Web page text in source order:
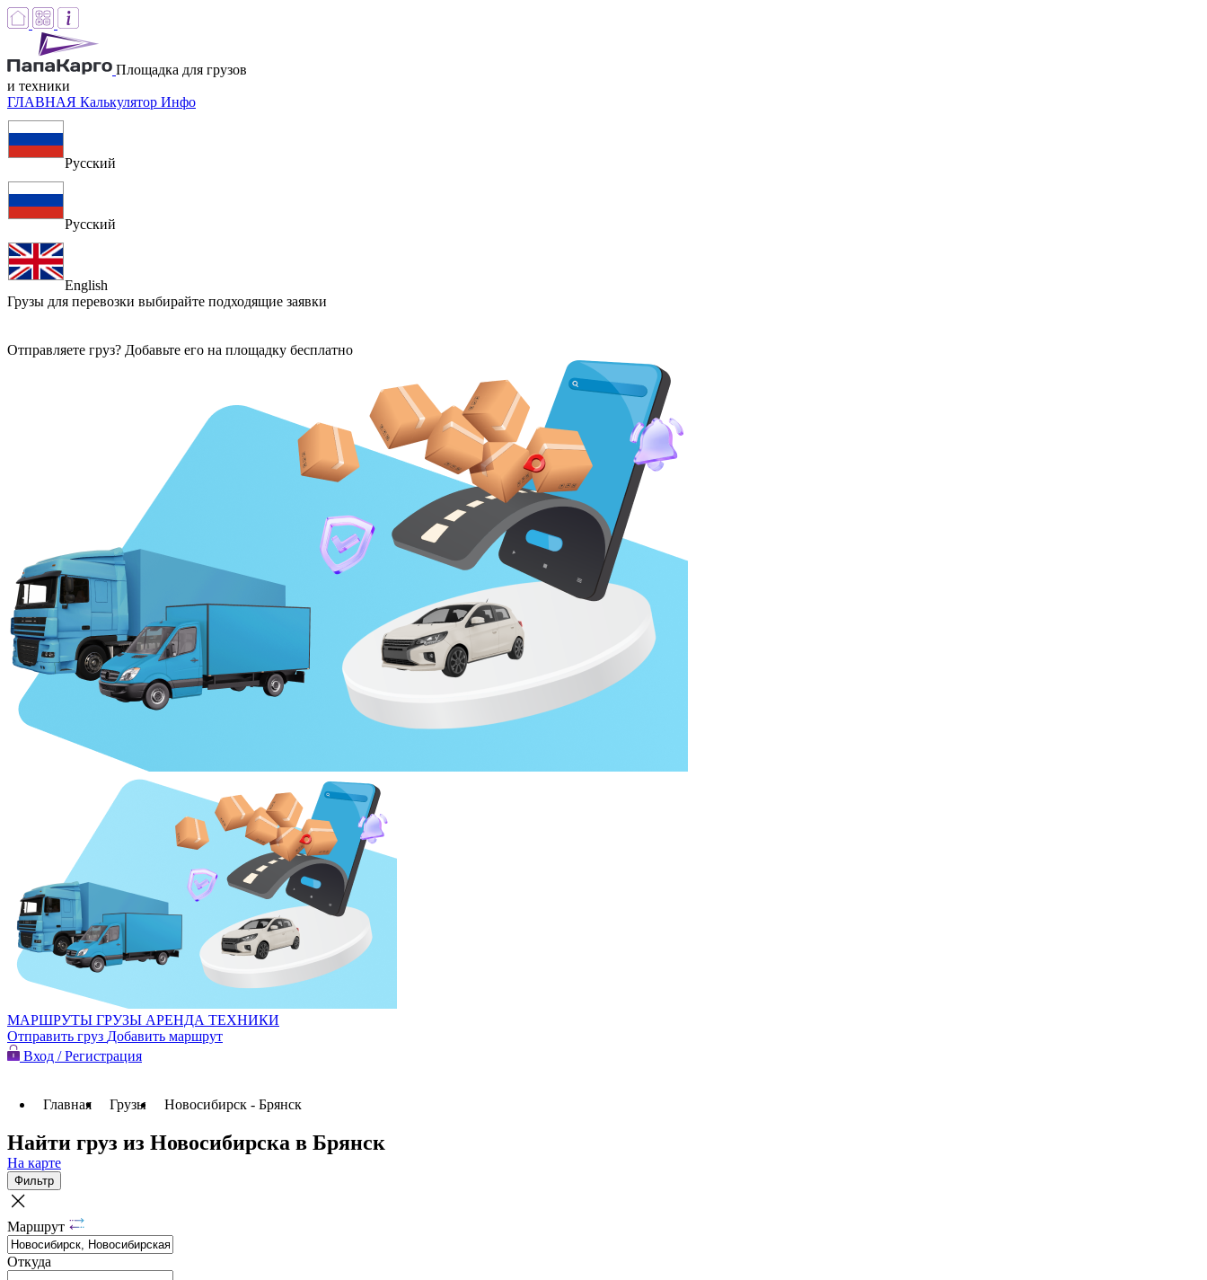
Площадка для грузов
и техники
ГЛАВНАЯ Калькулятор Инфо
Русский
Русский
English
Грузы для перевозки выбирайте подходящие заявки
Отправляете груз? Добавьте его на площадку бесплатно
МАРШРУТЫ ГРУЗЫ АРЕНДА ТЕХНИКИ
Отправить груз Добавить маршрут
Вход / Регистрация
Главная Грузы Новосибирск - Брянск
Найти груз из Новосибирска в Брянск
На карте
Фильтр
Маршрут
Откуда